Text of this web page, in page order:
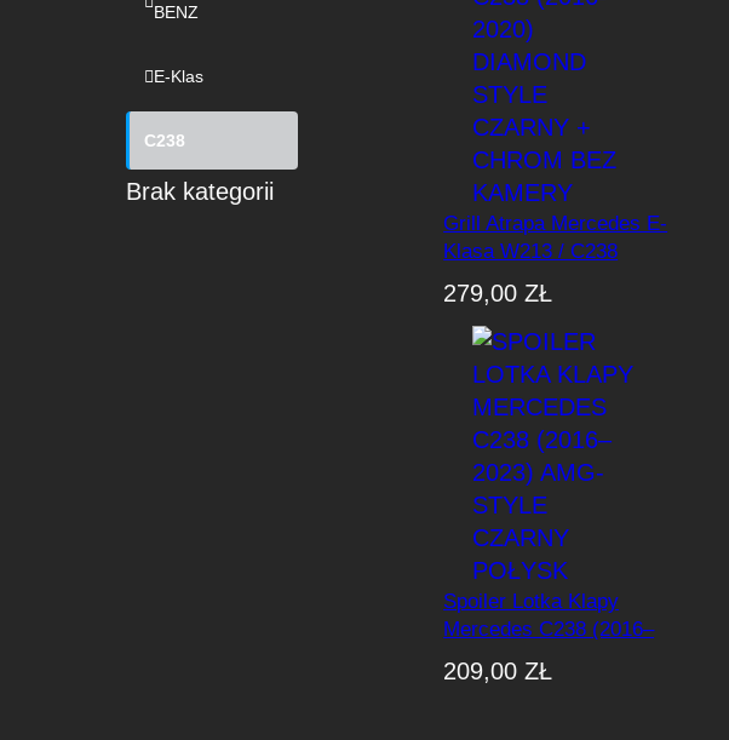
BENZ
E-Klas
C238
Brak kategorii
Grill Atrapa Mercedes E-
Klasa W213 / C238
Style Czarny + Chrom
Bez Kamery
279,00ZŁ
Spoiler Lotka Klapy
Mercedes C238 (2016–
Połysk
209,00ZŁ